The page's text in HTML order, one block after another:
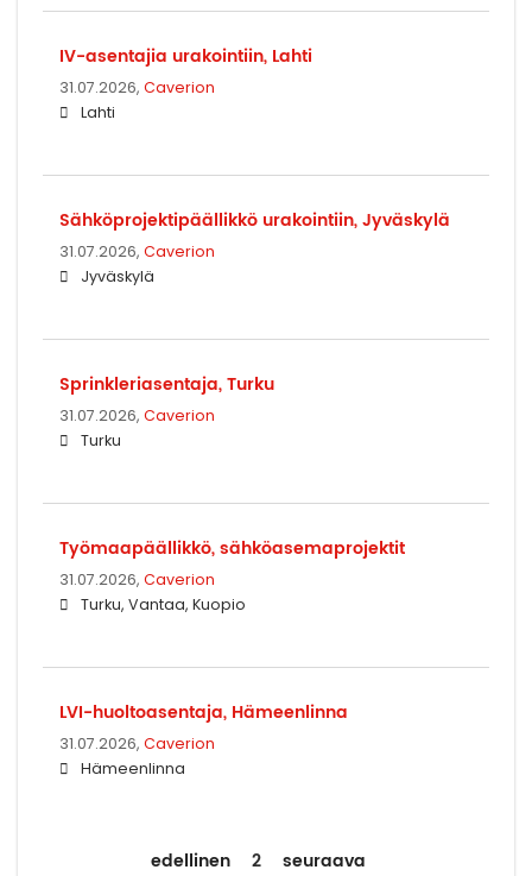
IV-asentajia urakointiin, Lahti
31.07.2026, Caverion
Lahti
Sähköprojektipäällikkö urakointiin, Jyväskylä
31.07.2026, Caverion
Jyväskylä
Sprinkleriasentaja, Turku
31.07.2026, Caverion
Turku
Työmaapäällikkö, sähköasemaprojektit
31.07.2026, Caverion
Turku, Vantaa, Kuopio
LVI-huoltoasentaja, Hämeenlinna
31.07.2026, Caverion
Hämeenlinna
edellinen 2 seuraava